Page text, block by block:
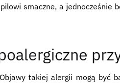
smaczne, a jednocześnie
takiej alergii mogą być